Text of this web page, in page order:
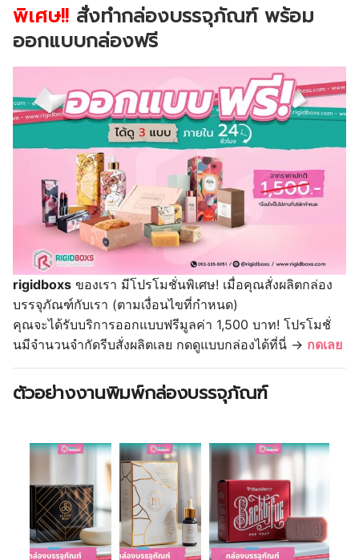
พิเศษ!! สั่งทำกล่องบรรจุภัณฑ์ พร้อม
ออกแบบกล่องฟรี
rigidboxs ของเรา มีโปรโมชั่นพิเศษ! เมื่อคุณสั่งผลิตกล่อง
บรรจุภัณฑ์กับเรา (ตามเงื่อนไขที่กำหนด)
คุณจะได้รับบริการออกแบบฟรีมูลค่า 1,500 บาท! โปรโมชั่
นมีจำนวนจำกัดรีบสั่งผลิตเลย กดดูแบบกล่องได้ที่นี่ → กดเลย
ตัวอย่างงานพิมพ์กล่องบรรจุภัณฑ์